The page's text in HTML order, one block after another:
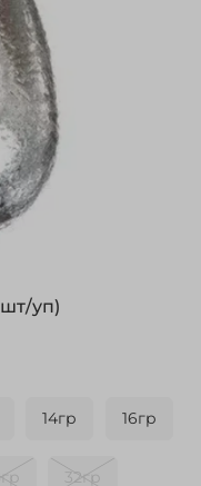
уп)
14гр 16гр
32гр